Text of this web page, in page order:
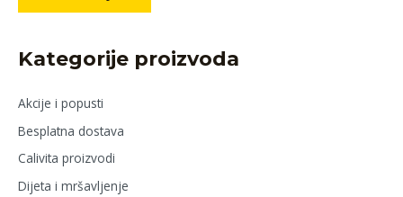
Kategorije proizvoda
Akcije i popusti
Besplatna dostava
Calivita proizvodi
Dijeta i mršavljenje